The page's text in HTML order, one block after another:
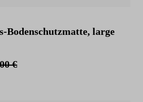
Bodenschutzmatte, large
€